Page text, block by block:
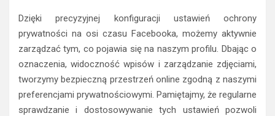
Dzięki precyzyjnej konfiguracji ustawień ochrony
prywatności na osi czasu Facebooka, możemy aktywnie
zarządzać tym, co pojawia się na naszym profilu. Dbając o
oznaczenia, widoczność wpisów i zarządzanie zdjęciami,
tworzymy bezpieczną przestrzeń online zgodną z naszymi
preferencjami prywatnościowymi. Pamiętajmy, że regularne
sprawdzanie i dostosowywanie tych ustawień pozwoli